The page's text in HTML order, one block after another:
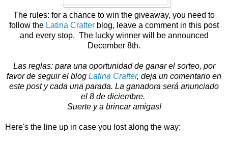
The rules: for a chance to win the giveaway, you need to
follow the Latina Crafter blog, leave a comment in this post
and every stop. The lucky winner will be announced
December 8th.
Las reglas: para una oportunidad de ganar el sorteo, por
favor de seguir el blog Latina Crafter, deja un comentario en
este post y cada una parada. La ganadora será anunciado
el 8 de diciembre.
Suerte y a brincar amigas!
Here's the line up in case you lost along the way: